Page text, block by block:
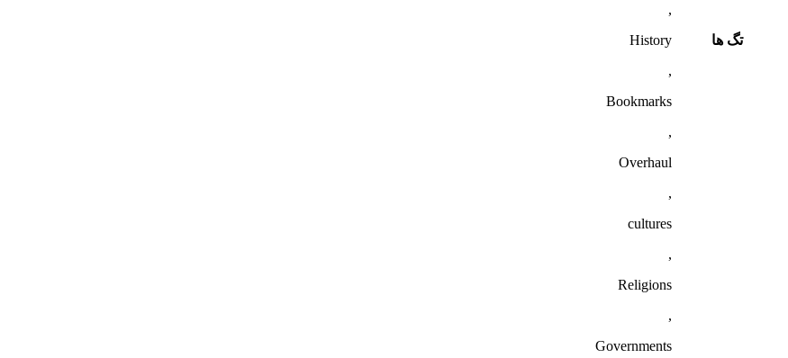
تگ ها
,
History
,
Bookmarks
,
Overhaul
,
cultures
,
Religions
,
Governments